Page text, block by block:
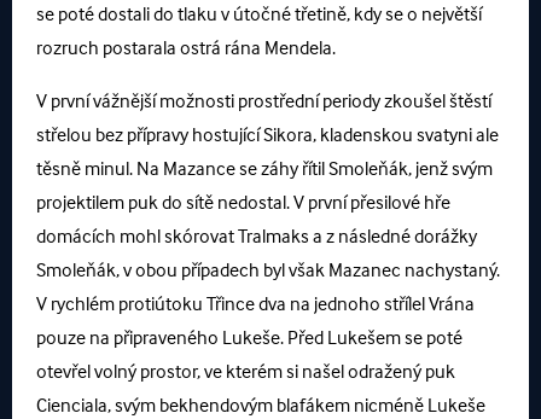
se poté dostali do tlaku v útočné třetině, kdy se o největší
rozruch postarala ostrá rána Mendela.
V první vážnější možnosti prostřední periody zkoušel štěstí
střelou bez přípravy hostující Sikora, kladenskou svatyni ale
těsně minul. Na Mazance se záhy řítil Smoleňák, jenž svým
projektilem puk do sítě nedostal. V první přesilové hře
domácích mohl skórovat Tralmaks a z následné dorážky
Smoleňák, v obou případech byl však Mazanec nachystaný.
V rychlém protiútoku Třince dva na jednoho střílel Vrána
pouze na připraveného Lukeše. Před Lukešem se poté
otevřel volný prostor, ve kterém si našel odražený puk
Cienciala, svým bekhendovým blafákem nicméně Lukeše